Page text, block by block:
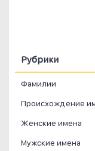
Рубрики
Фамилии
Происхождение
Женские имена
Мужские имена